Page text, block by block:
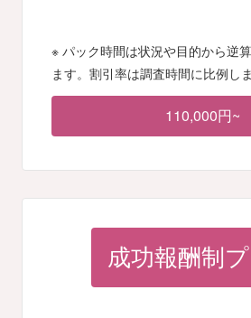
※ パック時間は状況や目的から逆
ます。割引率は調査時間に比例しま
110,000円~
成功報酬制